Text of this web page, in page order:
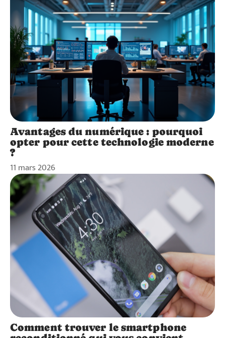
Avantages du numérique : pourquoi
opter pour cette technologie moderne
?
11 mars 2026
Comment trouver le smartphone